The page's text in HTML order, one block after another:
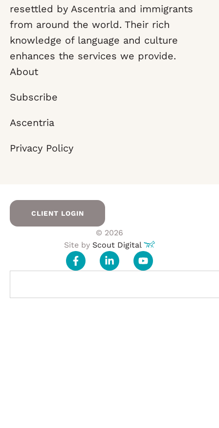
resettled by Ascentria and immigrants
from around the world. Their rich
knowledge of language and culture
enhances the services we provide.
About
Subscribe
Ascentria
Privacy Policy
© 2026
Site by Scout Digital
CLIENT LOGIN